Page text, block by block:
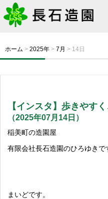
ホーム > 2025年 > 7月 > 14日
【インスタ】歩きやす
（2025年07月14日）
稲美町の造園屋
有限会社長石造園のひろゆきで
まいどです。